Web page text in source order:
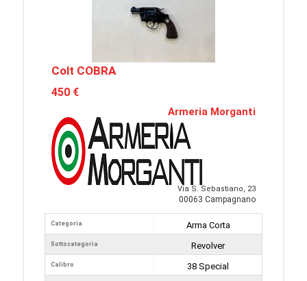
Colt COBRA
450 €
Armeria Morganti
Via S. Sebastiano, 23
00063 Campagnano
Categoria
Sottocategoria
Calibro
Arma Corta
Revolver
38 Special